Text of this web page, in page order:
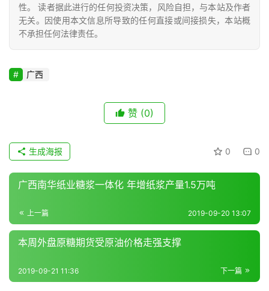
报
价
题
地
频
道
产
性。 读者据此进行的任何投资决策，风险自担，与本站及作者
无关。因使用本文信息所导致的任何直接或间接损失，本站概
不承担任何法律责任。
广西
赞 (0)
0 0
生成海报
广西南华纸业糖浆一体化 年增纸浆产量1.5万吨
上一篇 2019-09-20 13:07
本周外盘原糖期货受原油价格走强支撑
下一篇
2019-09-21 11:36